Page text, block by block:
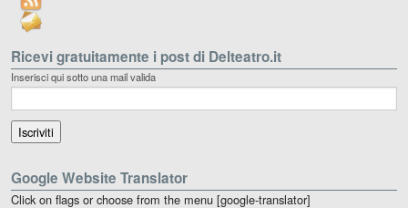
Ricevi gratuitamente i post di Delteatro.it
Inserisci qui sotto una mail valida
Google Website Translator
Click on flags or choose from the menu [google-translator]